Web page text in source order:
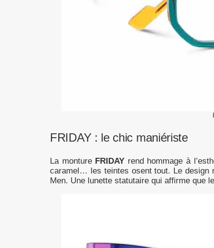
FRIDAY : le chic maniériste
La monture FRIDAY rend hommage à
caramel… les teintes osent tout. Le design
Men. Une lunette statutaire qui affirme que